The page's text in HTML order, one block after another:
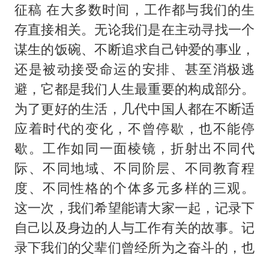
“China Cool”成海外热词
房主任回应争议
把党建设得更加坚强有力
41岁女子为鼓励女儿考上985研究生
宇树科技王兴兴身家有望超200亿元
中国养老床位“三连降”
五粮液渠道价一箱上涨近百元
贵州轮胎子公司获美国退税8136万
郑国霖回应去景区上班被保安拦下
CIA被曝已秘密设立古巴工作组
奋进开新局 实干挑大梁
征稿 在大多数时间，工作都与我们的生
存直接相关。无论我们是在主动寻找一个
谋生的饭碗、不断追求自己钟爱的事业，
还是被动接受命运的安排、甚至消极逃
避，它都是我们人生最重要的构成部分。
为了更好的生活，几代中国人都在不断适
应着时代的变化，不曾停歇，也不能停
歇。工作如同一面棱镜，折射出不同代
际、不同地域、不同阶层、不同教育程
度、不同性格的个体多元多样的三观。
这一次，我们希望能请大家一起，记录下
自己以及身边的人与工作有关的故事。记
录下我们的父辈们曾经所为之奋斗的，也